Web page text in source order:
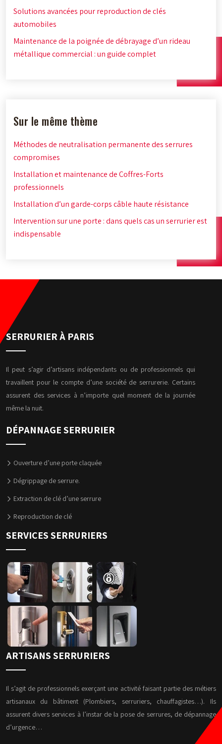
Solutions avancées pour reproduction de clés
automobiles
Maintenance de la poignée de débrayage d’un rideau
métallique commercial : un guide complet
Sur le même thème
Méthodes de neutralisation permanente des serrures
compromises
Installation et maintenance de Coffres-Forts
professionnels
Installation d’un garde-corps câble haute résistance
Intervention sur une porte : dans quels cas un serrurier est
indispensable
SERRURIER À PARIS
Il peut s’agir d’artisans indépendants ou de professionnels qui
travaillent pour le compte d’une société de serrurerie. Certains
assurent des services à n’importe quel moment de la journée
même la nuit.
DÉPANNAGE SERRURIER
Ouverture d’une porte claquée
Dégrippage de serrure.
Extraction de clé d’une serrure
Reproduction de clé
SERVICES SERRURIERS
ARTISANS SERRURIERS
Il s’agit de professionnels exerçant une activité faisant partie des métiers
artisanaux du bâtiment (Plombiers, serruriers, chauffagistes…). Ils
assurent divers services à l’instar de la pose de serrures, de dépannage
d’urgence…